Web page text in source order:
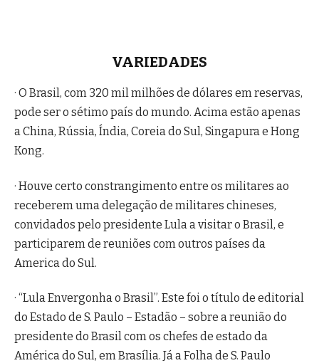
VARIEDADES
· O Brasil, com 320 mil milhões de dólares em reservas,
pode ser o sétimo país do mundo. Acima estão apenas
a China, Rússia, Índia, Coreia do Sul, Singapura e Hong
Kong.
· Houve certo constrangimento entre os militares ao
receberem uma delegação de militares chineses,
convidados pelo presidente Lula a visitar o Brasil, e
participarem de reuniões com outros países da
America do Sul.
· “Lula Envergonha o Brasil”. Este foi o título de editorial
do Estado de S. Paulo – Estadão – sobre a reunião do
presidente do Brasil com os chefes de estado da
América do Sul, em Brasília. Já a Folha de S. Paulo